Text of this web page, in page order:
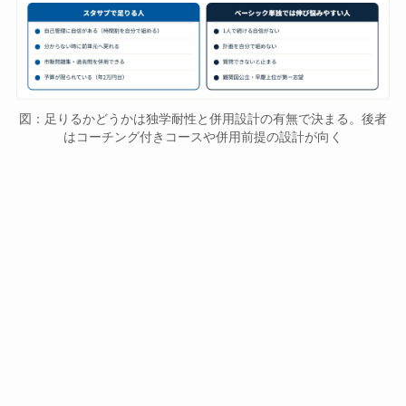
図：足りるかどうかは独学耐性と併用設計の有無で決まる。後者
はコーチング付きコースや併用前提の設計が向く